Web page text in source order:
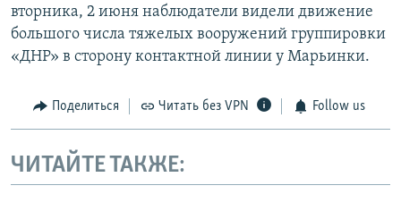
вторника, 2 июня наблюдатели видели движение
большого числа тяжелых вооружений группировки
«ДНР» в сторону контактной линии у Марьинки.
Поделиться Читать без VPN Follow us
ЧИТАЙТЕ ТАКЖЕ: